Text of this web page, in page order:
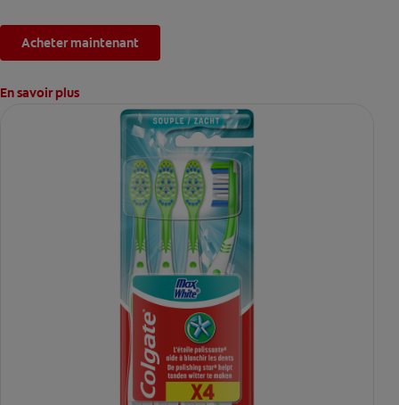
Acheter maintenant
En savoir plus